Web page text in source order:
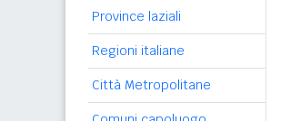
Province laziali
Regioni italiane
Città Metropolitane